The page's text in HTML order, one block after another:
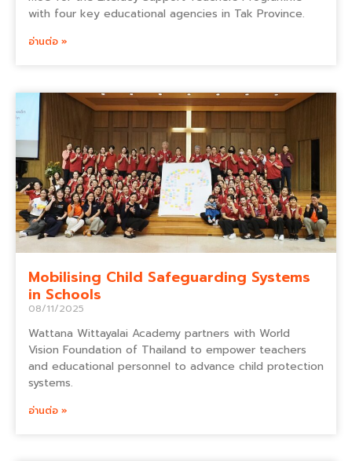
with four key educational agencies in Tak Province.
อ่านต่อ »
Mobilising Child Safeguarding Systems
in Schools
08/11/2025
Wattana Wittayalai Academy partners with World
Vision Foundation of Thailand to empower teachers
and educational personnel to advance child protection
systems.
อ่านต่อ »